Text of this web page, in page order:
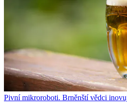
Pivní mikroroboti. Brněnští vědci